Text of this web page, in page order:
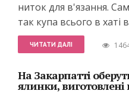
ниток для в'язання.
так купа всього в хаті
ЧИТАТИ ДАЛІ
На Закарпатті
ялинки, виготовлені